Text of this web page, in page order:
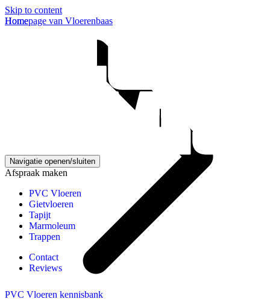
Skip to content
Homepage van Vloerenbaas
Navigatie openen/sluiten
Afspraak maken
PVC Vloeren
Gietvloeren
Tapijt
Marmoleum
Trappen
Contact
Reviews
Home
PVC Vloeren kennisbank